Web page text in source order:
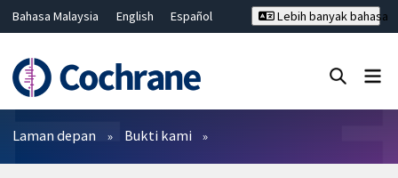
Bahasa Malaysia English
Español
Hrvatski
Deutsch ไทย
繁體中文
简体中文
Lebih banyak bahasa
Penapis
Laman depan Bukti kami